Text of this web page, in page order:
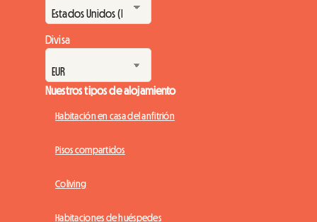
Divisa
Nuestros tipos de alojamiento
Habitación en casa del anfitrión
Pisos compartidos
Coliving
Habitaciones de huéspedes